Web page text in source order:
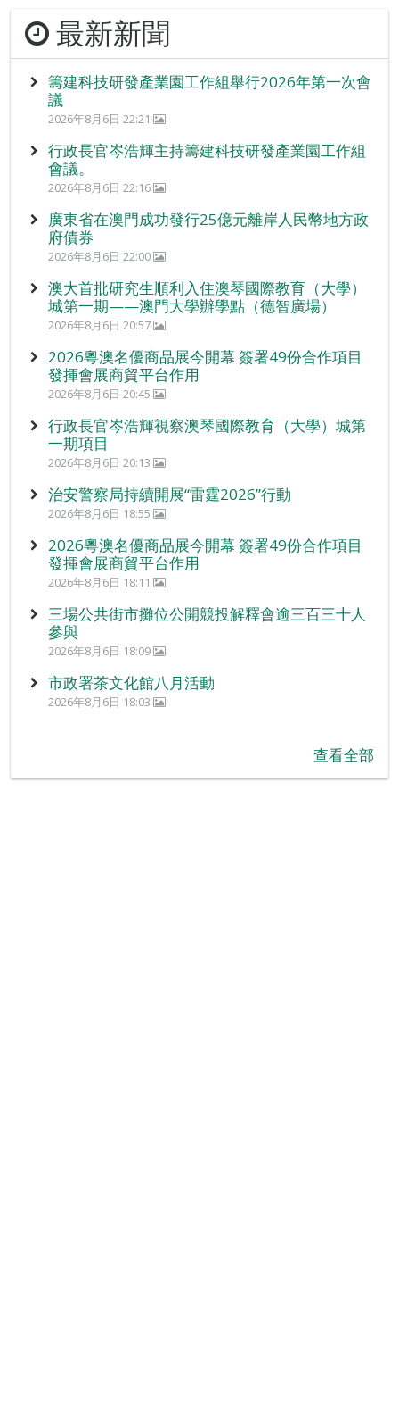
最新新聞
籌建科技研發產業園工作組舉行2026年第一次會
議
2026年8月6日 22:21
行政長官岑浩輝主持籌建科技研發產業園工作組
會議。
2026年8月6日 22:16
廣東省在澳門成功發行25億元離岸人民幣地方政
府債券
2026年8月6日 22:00
澳大首批研究生順利入住澳琴國際教育（大學）
城第一期——澳門大學辦學點（德智廣場）
2026年8月6日 20:57
2026粵澳名優商品展今開幕 簽署49份合作項目
發揮會展商貿平台作用
2026年8月6日 20:45
行政長官岑浩輝視察澳琴國際教育（大學）城第
一期項目
2026年8月6日 20:13
治安警察局持續開展“雷霆2026”行動
2026年8月6日 18:55
2026粵澳名優商品展今開幕 簽署49份合作項目
發揮會展商貿平台作用
2026年8月6日 18:11
三場公共街市攤位公開競投解釋會逾三百三十人
參與
2026年8月6日 18:09
市政署茶文化館八月活動
2026年8月6日 18:03
查看全部